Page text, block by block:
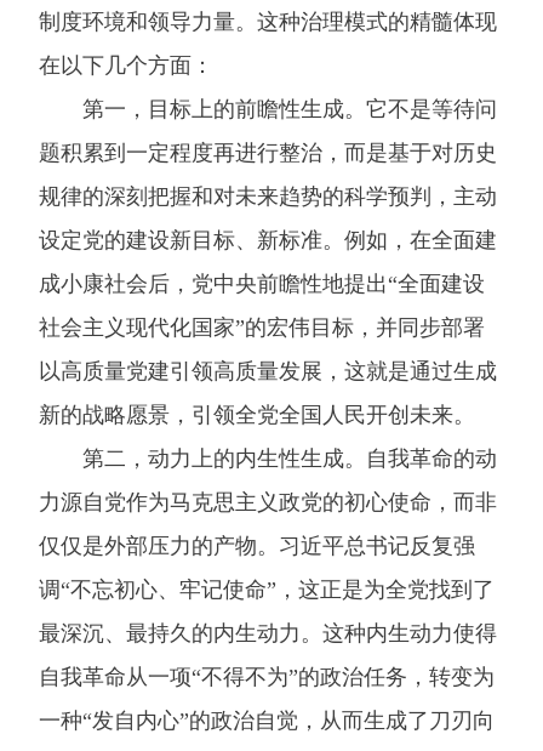
制度环境和领导力量。这种治理模式的精髓体现
在以下几个方面：
第一，目标上的前瞻性生成。它不是等待问
题积累到一定程度再进行整治，而是基于对历史
规律的深刻把握和对未来趋势的科学预判，主动
设定党的建设新目标、新标准。例如，在全面建
成小康社会后，党中央前瞻性地提出“全面建设
社会主义现代化国家”的宏伟目标，并同步部署
以高质量党建引领高质量发展，这就是通过生成
新的战略愿景，引领全党全国人民开创未来。
第二，动力上的内生性生成。自我革命的动
力源自党作为马克思主义政党的初心使命，而非
仅仅是外部压力的产物。习近平总书记反复强
调“不忘初心、牢记使命”，这正是为全党找到了
最深沉、最持久的内生动力。这种内生动力使得
自我革命从一项“不得不为”的政治任务，转变为
一种“发自内心”的政治自觉，从而生成了刀刃向